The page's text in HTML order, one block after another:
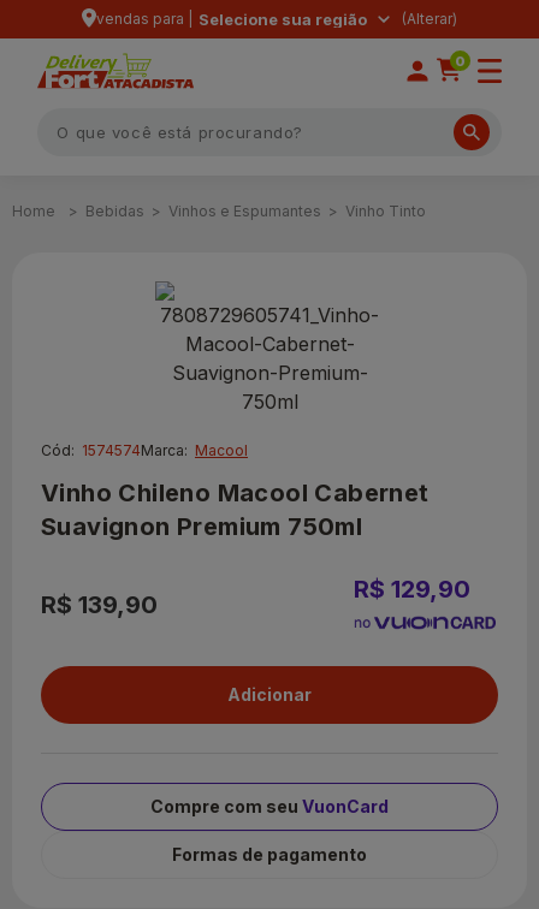
vendas para | Selecione sua região
0
Bebidas Vinhos e Espumantes Vinho Tinto
Cód: 1574574Marca: Macool
Vinho Chileno Macool Cabernet
Suavignon Premium 750ml
R$ 139,90
R$ 129,90
Compre com seu VuonCard
Formas de pagamento